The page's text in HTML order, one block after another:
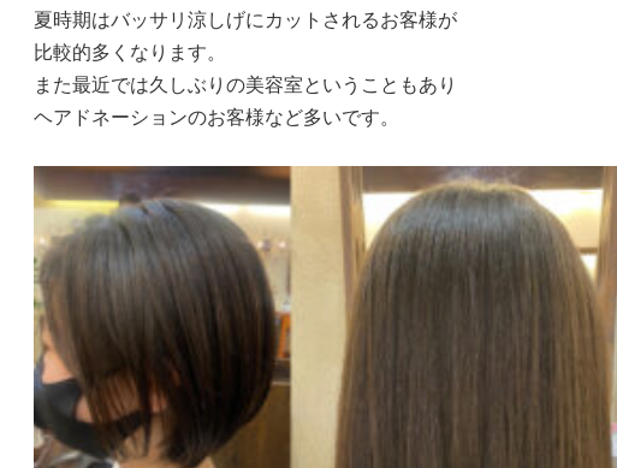
夏時期はバッサリ涼しげにカットされるお客様が
比較的多くなります。
また最近では久しぶりの美容室ということもあり
ヘアドネーションのお客様など多いです。